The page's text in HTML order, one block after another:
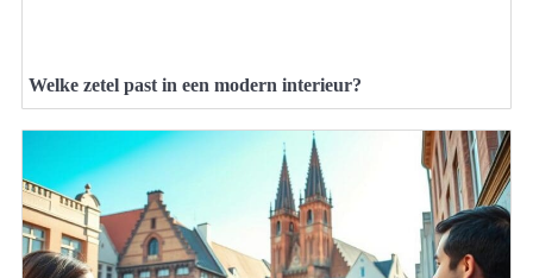
Welke zetel past in een modern interieur?